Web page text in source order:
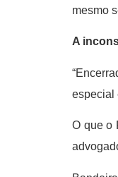
mesmo
A
especial
O que o